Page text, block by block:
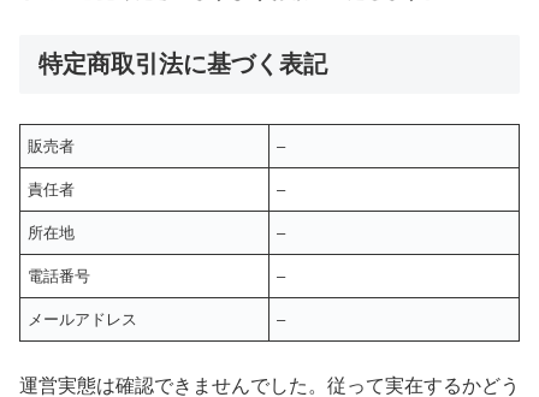
特定商取引法に基づく表記
販売者 –
責任者 –
所在地 –
電話番号 –
メールアドレス –
運営実態は確認できませんでした。従って実在するかどう